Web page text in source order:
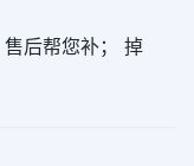
后帮您补； 掉